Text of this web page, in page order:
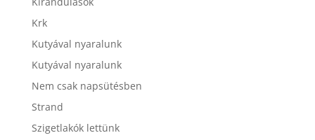
Krk
Kutyával nyaralunk
Kutyával nyaralunk
Nem csak napsütésben
Strand
Szigetlakók lettünk